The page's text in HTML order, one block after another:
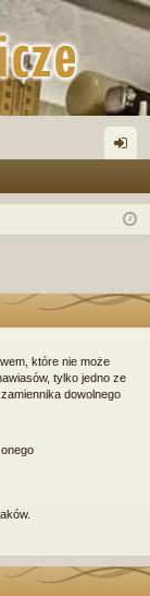
og
ę
które nie może
tylko jedno ze
dowolnego